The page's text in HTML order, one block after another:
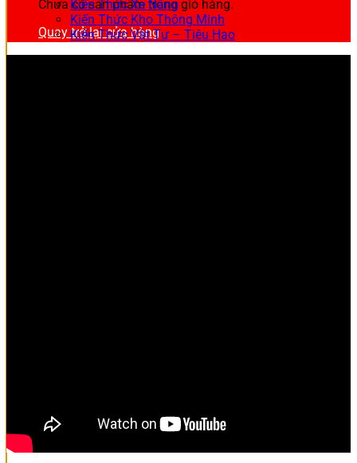
Chưa có sản phẩm trong giỏ hàng.
Quay trở lại cửa hàng
Kiến Thức Xe Nâng
Kiến Thức Kho Thông Minh
Kiến Thức Vật Tư – Tiêu Hao